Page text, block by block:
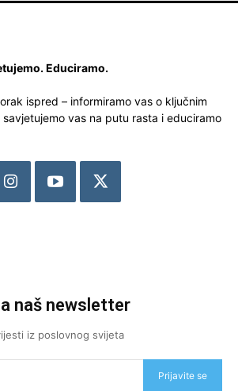
Educiramo.
ispred – informiramo vas o ključnim
vas na putu rasta i educiramo
naš newsletter
iz poslovnog svijeta
Prijavite se